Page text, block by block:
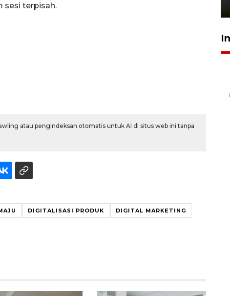
sesi terpisah.
atau pengindeksan otomatis untuk AI di situs web ini tanpa
DIGITALISASI PRODUK DIGITAL MARKETING